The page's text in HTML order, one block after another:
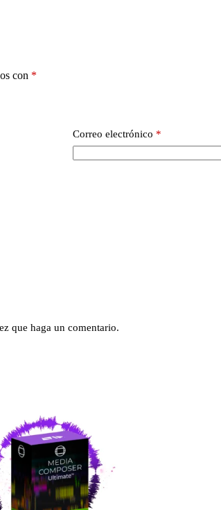
con *
Correo electrónico *
que haga un comentario.